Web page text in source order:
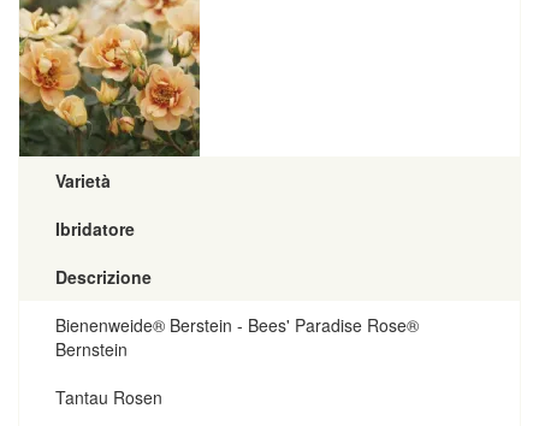
Varietà
Ibridatore
Descrizione
Bienenweide® Berstein - Bees' Paradise Rose®
Bernstein
Tantau Rosen